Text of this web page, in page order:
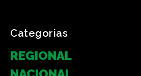
Categorias
REGIONAL